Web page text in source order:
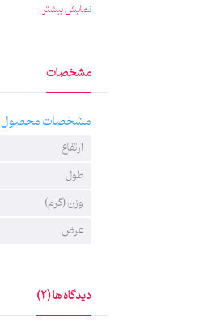
است. این مهر در با 5 سانتی‌متر طول، 4 سانتی‌متر و 2 سانتی‌متر ارتفاع مناسب برای استفاده در جانمازهای جیبی نیز است.
نمایش بیشتر
مشخصات
مشخصات محصول
ارتفاع
طول
وزن (گرم)
عرض
دیدگاه ها (2)